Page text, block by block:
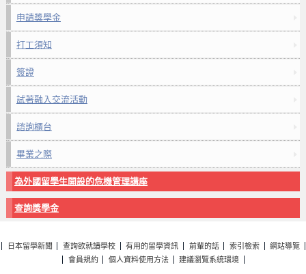
申請獎學金
打工須知
簽證
試著融入交流活動
諮詢櫃台
畢業之際
為外國留學生開設的危機管理講座
查詢獎學金
日本留學新聞 查詢欲就讀學校 有用的留學資訊 前輩的話 索引檢索
網站導覽
會員規約
個人資料使用方法 建議瀏覽系統環境